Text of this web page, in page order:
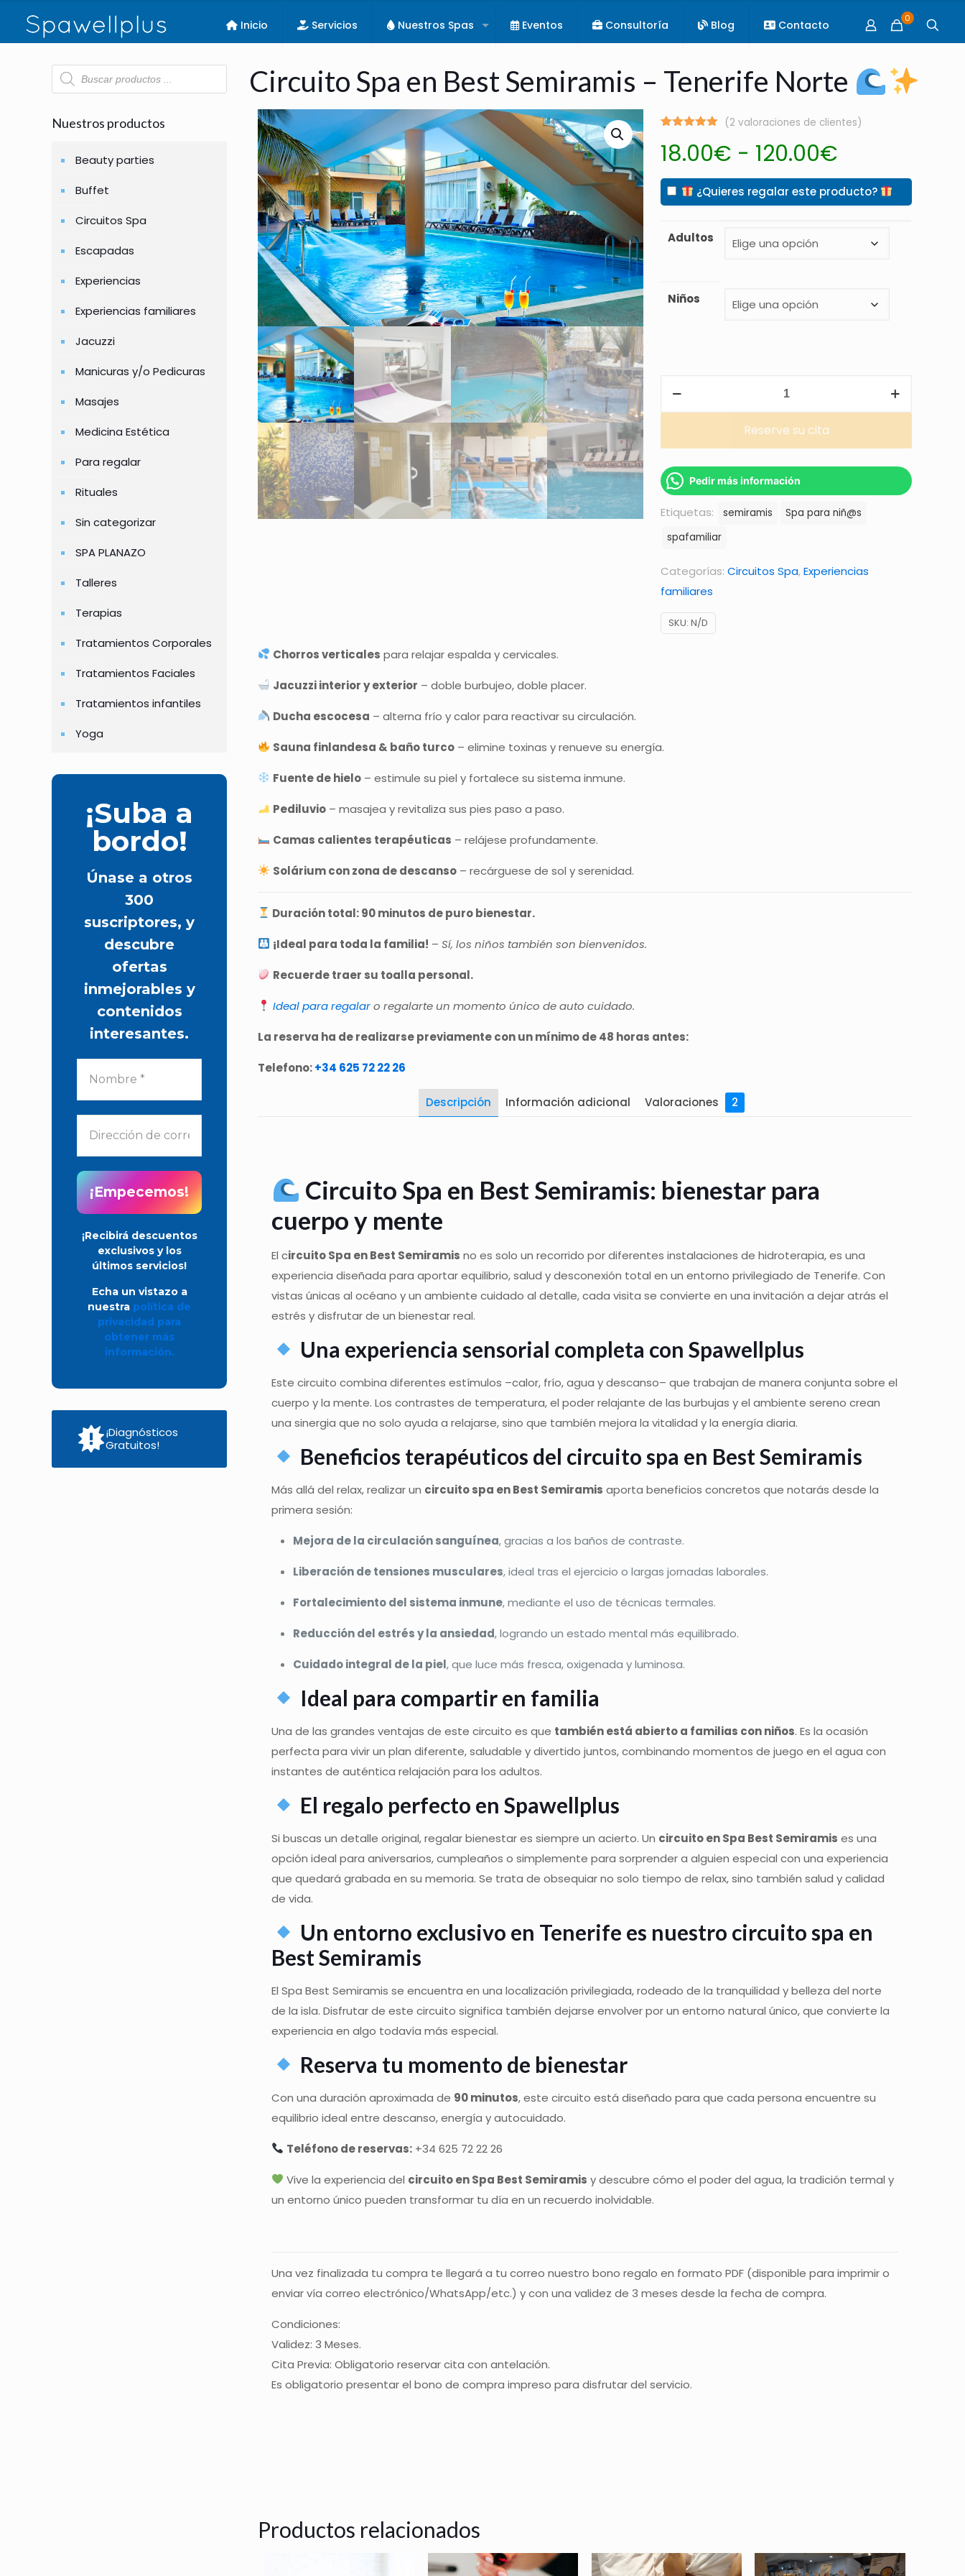
Inicio Servicios Nuestros Spas Eventos Consultoría Blog Contacto 0
Circuito Spa en Best Semiramis – Tenerife Norte
con
5.00
de 5 en
valoraciones
de clientes
(2 valoraciones de clientes)
18.00€ - 120.00€
de
precios:
desde
18.00€
hasta
¿Quieres regalar este producto?
Adultos
Niños
Best
Semiramis
-
Tenerife
cantidad
Reserve su cita
Pedir más información
Etiquetas: semiramis
Spa para niñ@s
spafamiliar
Categorías:Circuitos Spa,Experiencias
familiares
SKU:N/D
Chorros verticales para relajar espalda y cervicales.
Jacuzzi interior y exterior – doble burbujeo, doble placer.
Ducha escocesa – alterna frío y calor para reactivar su circulación.
Sauna finlandesa & baño turco – elimine toxinas y renueve su energía.
Fuente de hielo – estimule su piel y fortalece su sistema inmune.
Pediluvio – masajea y revitaliza sus pies paso a paso.
Camas calientes terapéuticas – relájese profundamente.
Solárium con zona de descanso – recárguese de sol y serenidad.
Duración total: 90 minutos de puro bienestar.
¡Ideal para toda la familia! –Sí, los niños también son bienvenidos.
Recuerde traer su toalla personal.
Ideal para regalaro regalarte un momento único de auto cuidado.
La reserva ha de realizarse previamente con un mínimo de 48 horas antes:
Telefono:+34 625 72 22 26
Descripción Información adicional Valoraciones 2
Circuito Spa en Best Semiramis: bienestar para
cuerpo y mente
El circuito Spa en Best Semiramis no es solo un recorrido por diferentes instalaciones de hidroterapia, es una
experiencia diseñada para aportar equilibrio, salud y desconexión total en un entorno privilegiado de Tenerife. Con
vistas únicas al océano y un ambiente cuidado al detalle, cada visita se convierte en una invitación a dejar atrás el
estrés y disfrutar de un bienestar real.
Una experiencia sensorial completa conSpawellplus
Este circuito combina diferentes estímulos –calor, frío, agua y descanso– que trabajan de manera conjunta sobre el
cuerpo y la mente. Los contrastes de temperatura, el poder relajante de las burbujas y el ambiente sereno crean
una sinergia que no solo ayuda a relajarse, sino que también mejora la vitalidad y la energía diaria.
Beneficios terapéuticos del circuito spa en Best Semiramis
Más allá del relax, realizar un circuito spa en Best Semiramis aporta beneficios concretos que notarás desde la
primera sesión:
Mejora de la circulación sanguínea, gracias a los baños de contraste.
Liberación de tensiones musculares, ideal tras el ejercicio o largas jornadas laborales.
Fortalecimiento del sistema inmune, mediante el uso de técnicas termales.
Reducción del estrés y la ansiedad, logrando un estado mental más equilibrado.
Cuidado integral de la piel, que luce más fresca, oxigenada y luminosa.
Ideal para compartir en familia
Una de las grandes ventajas de este circuito es que también está abierto a familias con niños. Es la ocasión
perfecta para vivir un plan diferente, saludable y divertido juntos, combinando momentos de juego en el agua con
instantes de auténtica relajación para los adultos.
El regalo perfecto enSpawellplus
Si buscas un detalle original, regalar bienestar es siempre un acierto. Un circuito en Spa Best Semiramis es una
opción ideal para aniversarios, cumpleaños o simplemente para sorprender a alguien especial con una experiencia
que quedará grabada en su memoria. Se trata de obsequiar no solo tiempo de relax, sino también salud y calidad
de vida.
Un entorno exclusivo en Tenerife es nuestro circuitospa en
Best Semiramis
El Spa Best Semiramis se encuentra en una localización privilegiada, rodeado de la tranquilidad y belleza del norte
de la isla. Disfrutar de este circuito significa también dejarse envolver por un entorno natural único, que convierte la
experiencia en algo todavía más especial.
Reserva tu momento de bienestar
Con una duración aproximada de 90 minutos, este circuito está diseñado para que cada persona encuentre su
equilibrio ideal entre descanso, energía y autocuidado.
Teléfono de reservas: +34 625 72 22 26
Vive la experiencia del circuito en Spa Best Semiramis y descubre cómo el poder del agua, la tradición termal y
un entorno único pueden transformar tu día en un recuerdo inolvidable.
Una vez finalizada tu compra te llegará a tu correo nuestro bono regalo en formato PDF (disponible para imprimir o
enviar vía correo electrónico/WhatsApp/etc.) y con una validez de 3 meses desde la fecha de compra.
Condiciones:
Validez: 3 Meses.
Cita Previa: Obligatorio reservar cita con antelación.
Es obligatorio presentar el bono de compra impreso para disfrutar del servicio.
Productos relacionados
Búsqueda
de
productos
Nuestros productos
Beauty parties
Buffet
Circuitos Spa
Escapadas
Experiencias
Experiencias familiares
Jacuzzi
Manicuras y/o Pedicuras
Masajes
Medicina Estética
Para regalar
Rituales
Sin categorizar
SPA PLANAZO
Talleres
Terapias
Tratamientos Corporales
Tratamientos Faciales
Tratamientos infantiles
Yoga
¡Suba a
bordo!
Únase a otros
300
suscriptores, y
descubre
ofertas
inmejorables y
contenidos
interesantes.
¡Recibirá descuentos
exclusivos y los
últimos servicios!
Echa un vistazo a
nuestra política de
privacidad para
obtener más
información.
¡Diagnósticos
Gratuitos!